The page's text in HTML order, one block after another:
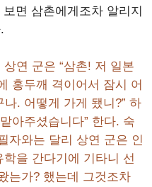
면 삼촌에게조차 알리지
연 군은 “삼촌! 저 일본
홍두깨 격이어서 잠시 어
. 어떻게 가게 됐니?” 하
아주셨습니다” 한다. 숙
자와는 달리 상연 군은 인
을 간다기에 기타니 선
는가? 했는데 그것조차